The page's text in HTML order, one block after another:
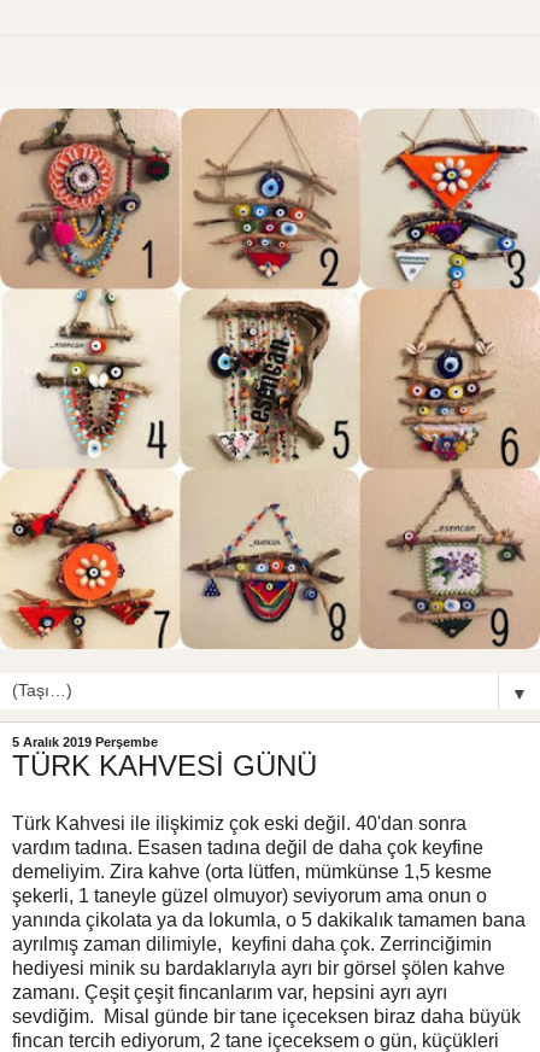
▼
5 Aralık 2019 Perşembe
TÜRK KAHVESİ GÜNÜ
Türk Kahvesi ile ilişkimiz çok eski değil. 40'dan sonra
vardım tadına. Esasen tadına değil de daha çok keyfine
demeliyim. Zira kahve (orta lütfen, mümkünse 1,5 kesme
şekerli, 1 taneyle güzel olmuyor) seviyorum ama onun o
yanında çikolata ya da lokumla, o 5 dakikalık tamamen bana
ayrılmış zaman dilimiyle, keyfini daha çok. Zerrinciğimin
hediyesi minik su bardaklarıyla ayrı bir görsel şölen kahve
zamanı. Çeşit çeşit fincanlarım var, hepsini ayrı ayrı
sevdiğim. Misal günde bir tane içeceksen biraz daha büyük
fincan tercih ediyorum, 2 tane içeceksem o gün, küçükleri